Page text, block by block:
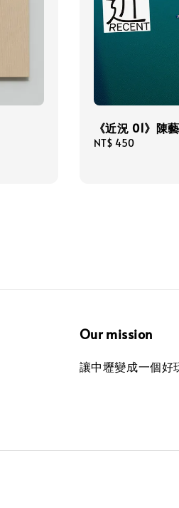
《近況 01》陳
Regular
NT$ 450
Our mission
讓中壢變成一個好